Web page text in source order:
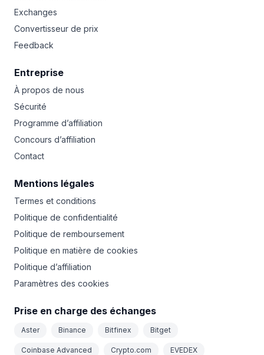
Exchanges
Convertisseur de prix
Feedback
Entreprise
À propos de nous
Sécurité
Programme d’affiliation
Concours d’affiliation
Contact
Mentions légales
Termes et conditions
Politique de confidentialité
Politique de remboursement
Politique en matière de cookies
Politique d’affiliation
Paramètres des cookies
Prise en charge des échanges
Aster Binance Bitfinex Bitget
Coinbase Advanced Crypto.com EVEDEX